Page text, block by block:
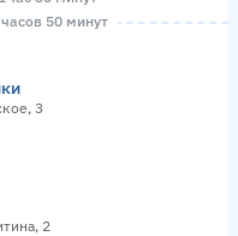
50 минут
3
2